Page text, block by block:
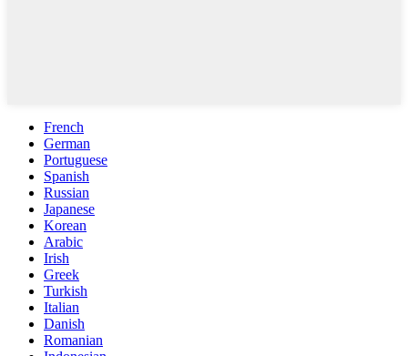
French
German
Portuguese
Spanish
Russian
Japanese
Korean
Arabic
Irish
Greek
Turkish
Italian
Danish
Romanian